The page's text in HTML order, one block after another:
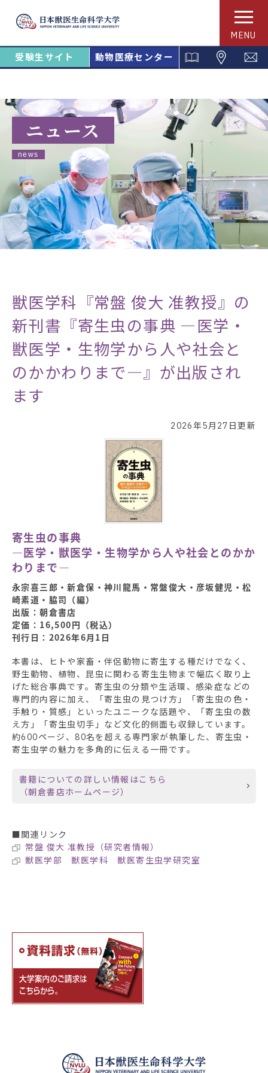
MENU
受験生サイト 動物医療センター
ニュース
news
獣医学科『常盤 俊大 准教授』の
新刊書『寄生虫の事典 ―医学・
獣医学・生物学から人や社会と
のかかわりまで―』が出版され
ます
2026年5月27日更新
寄生虫の事典
―医学・獣医学・生物学から人や社会とのかか
わりまで―
永宗喜三郎・新倉保・神川龍馬・常盤俊大・彦坂健児・松
崎素道・脇司（編）
出版：朝倉書店
定価：16,500円（税込）
刊行日：2026年6月1日
本書は、ヒトや家畜・伴侶動物に寄生する種だけでなく、
野生動物、植物、昆虫に関わる寄生生物まで幅広く取り上
げた総合事典です。寄生虫の分類や生活環、感染症などの
専門的内容に加え、「寄生虫の見つけ方」「寄生虫の色・
手触り・質感」といったユニークな話題や、「寄生虫の数
え方」「寄生虫切手」など文化的側面も収録しています。
約600ページ、80名を超える専門家が執筆した、寄生虫・
寄生虫学の魅力を多角的に伝える一冊です。
書籍についての詳しい情報はこちら
（朝倉書店ホームページ）
■関連リンク
常盤 俊大 准教授（研究者情報）
獣医学部 獣医学科 獣医寄生虫学研究室